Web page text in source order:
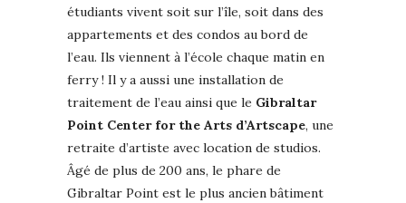
étudiants vivent soit sur l’île, soit dans des
appartements et des condos au bord de
l’eau. Ils viennent à l’école chaque matin en
ferry ! Il y a aussi une installation de
traitement de l’eau ainsi que le Gibraltar
Point Center for the Arts d’Artscape, une
retraite d’artiste avec location de studios.
Âgé de plus de 200 ans, le phare de
Gibraltar Point est le plus ancien bâtiment